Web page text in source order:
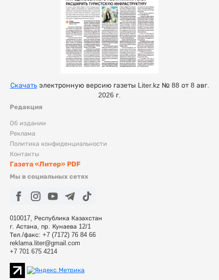
Редакция
Об издании
Реклама
Политика конфиденциальности
Контакты
Газета «Литер» PDF
Мы в социальных сетях
010017, Республика Казахстан
г. Астана, пр. Кунаева 12/1
Тел./факс: +7 (7172) 76 84 66
reklama.liter@gmail.com
+7 701 675 4214
Скачатьэлектронную версию газеты Liter.kz № 88 от 8 авг.
2026 г.